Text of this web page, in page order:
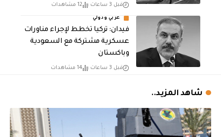
قبل 3 ساعات 12 مشاهدات
عربي ودولي
فيدان: تركيا تخطط لإجراء مناورات
عسكرية مشتركة مع السعودية
وباكستان
قبل 3 ساعات 14 مشاهدات
شاهد المزيد..